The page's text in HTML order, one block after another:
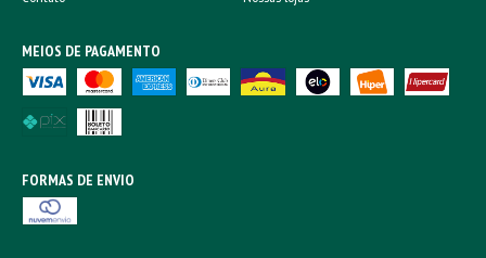
MEIOS DE PAGAMENTO
FORMAS DE ENVIO